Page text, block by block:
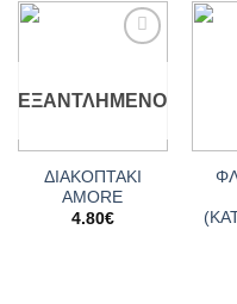
ΕΞΑΝΤΛΗΜΈΝΟ
ΔΙΑΚΟΠΤΑΚΙ
AMORE
4.80€